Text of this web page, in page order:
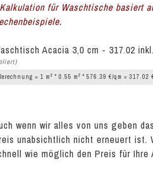
für Waschtische basiert
Acacia 3,0 cm - 317.02
= 1 m 2 * 0.55 m 2 * 576.39 €/qm = 317.02
wenn wir alles von uns geben
unabsichtlich nicht erneuert ist.
wie möglich den Preis für Ihre